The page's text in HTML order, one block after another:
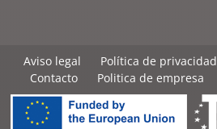
Aviso legal Política de privacidad
Contacto
Politica de empresa